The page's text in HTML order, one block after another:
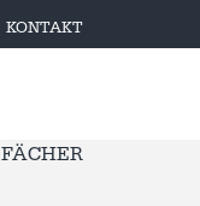
KONTAKT
FÄCHER